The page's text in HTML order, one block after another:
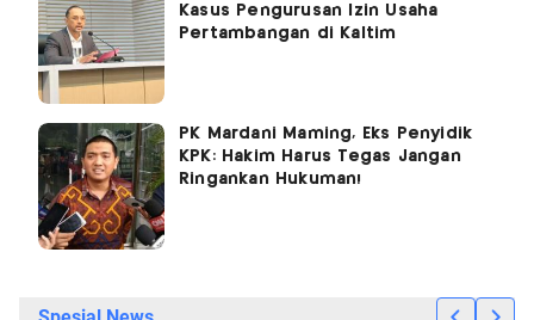
Kasus Pengurusan Izin Usaha
Pertambangan di Kaltim
PK Mardani Maming, Eks Penyidik
KPK: Hakim Harus Tegas Jangan
Ringankan Hukuman!